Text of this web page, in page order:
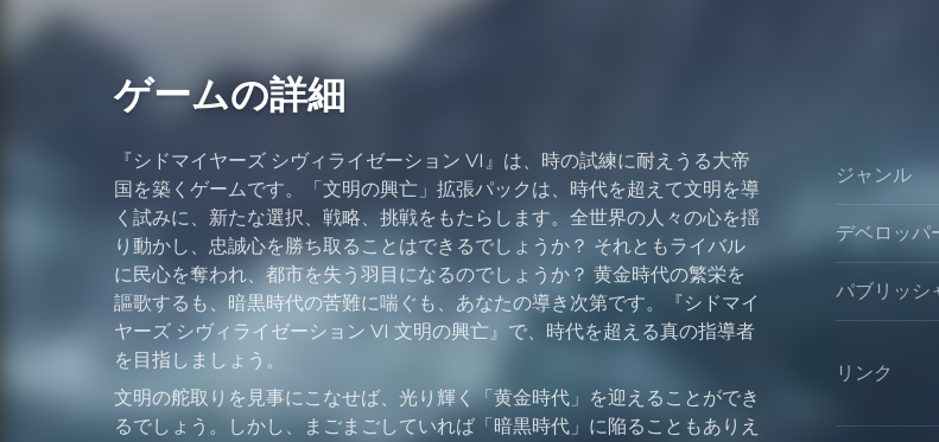
ゲームの詳細
『シドマイヤーズ シヴィライゼーション VI』は、時の試練に耐えうる大帝
国を築くゲームです。「文明の興亡」拡張パックは、時代を超えて文明を導
く試みに、新たな選択、戦略、挑戦をもたらします。全世界の人々の心を揺
り動かし、忠誠心を勝ち取ることはできるでしょうか？ それともライバル
に民心を奪われ、都市を失う羽目になるのでしょうか？ 黄金時代の繁栄を
謳歌するも、暗黒時代の苦難に喘ぐも、あなたの導き次第です。『シドマイ
ヤーズ シヴィライゼーション VI 文明の興亡』で、時代を超える真の指導者
を目指しましょう。
文明の舵取りを見事にこなせば、光り輝く「黄金時代」を迎えることができ
るでしょう。しかし、まごまごしていれば「暗黒時代」に陥ることもありえ
ジャンル
デベロッパ
パブリッシ
リンク